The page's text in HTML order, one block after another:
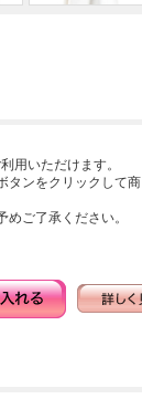
用いただけます。
タンをクリックして商
ご了承ください。